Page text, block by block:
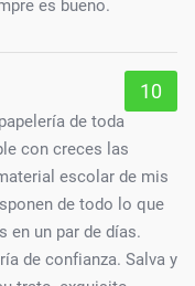
es bueno.
10
de toda
con creces las
escolar de mis
de todo lo que
en un par de días.
de confianza. Salva y